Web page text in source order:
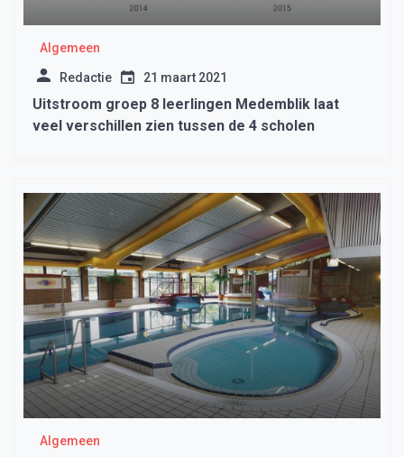
Algemeen
Redactie 21 maart 2021
Uitstroom groep 8 leerlingen Medemblik laat
veel verschillen zien tussen de 4 scholen
Algemeen